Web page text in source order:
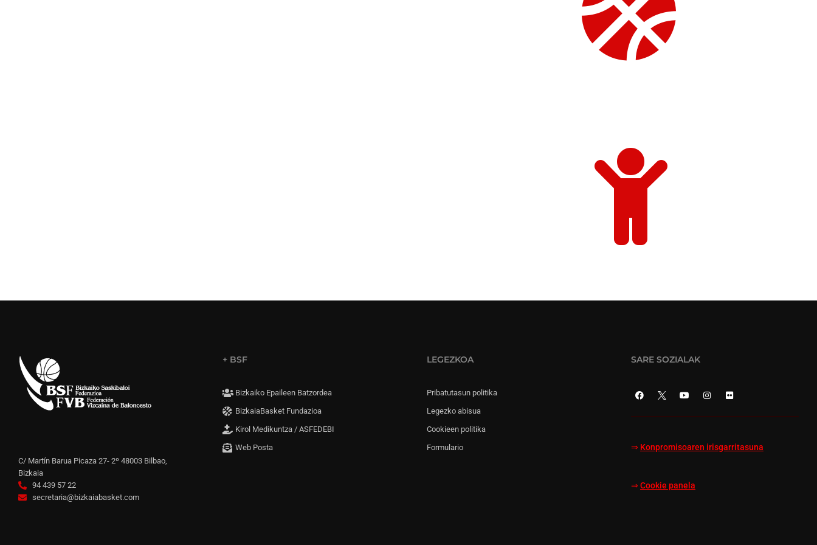
C/ Martín Barua Picaza 27- 2º 48003 Bilbao,
Bizkaia
94 439 57 22
secretaria@bizkaiabasket.com
+ BSF
Bizkaiko Epaileen Batzordea
BizkaiaBasket Fundazioa
Kirol Medikuntza / ASFEDEBI
Web Posta
LEGEZKOA
Pribatutasun politika
Legezko abisua
Cookieen politika
Formulario
SARE SOZIALAK
⇒ Konpromisoaren irisgarritasuna
⇒ Cookie panela